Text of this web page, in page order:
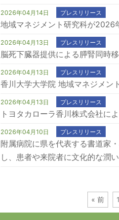
2026年04月14日 プレスリリース
地域マネジメント研究科が2026
2026年04月13日 プレスリリース
脳死下臓器提供による膵腎同時
2026年04月13日 プレスリリース
香川大学大学院 地域マネジメン
2026年04月13日 プレスリリース
トヨタカローラ香川株式会社に
2026年04月10日 プレスリリース
附属病院に県を代表する書道家
し、患者や来院者に文化的な潤
« 前 1